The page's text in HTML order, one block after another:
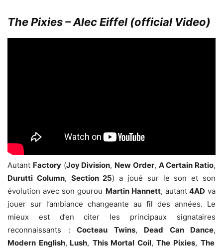
The Pixies – Alec Eiffel (official Video)
Autant Factory(Joy Division, New Order, A Certain Ratio,
Durutti Column, Section 25) a joué sur le son et son
évolution avec son gourou Martin Hannett, autant4AD va
jouer sur l’ambiance changeante au fil des années. Le
mieux est d’en citer les principaux signataires
reconnaissants : Cocteau Twins, Dead Can Dance,
Modern English, Lush, This Mortal Coil,The Pixies, The